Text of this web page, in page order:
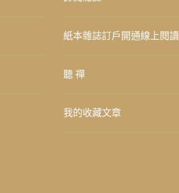
紙本雜誌訂戶開通線上閱讀
聽 禪
我的收藏文章